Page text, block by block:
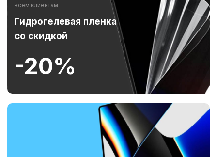
всем клиентам
Гидрогелевая пленка
со скидкой
-20%